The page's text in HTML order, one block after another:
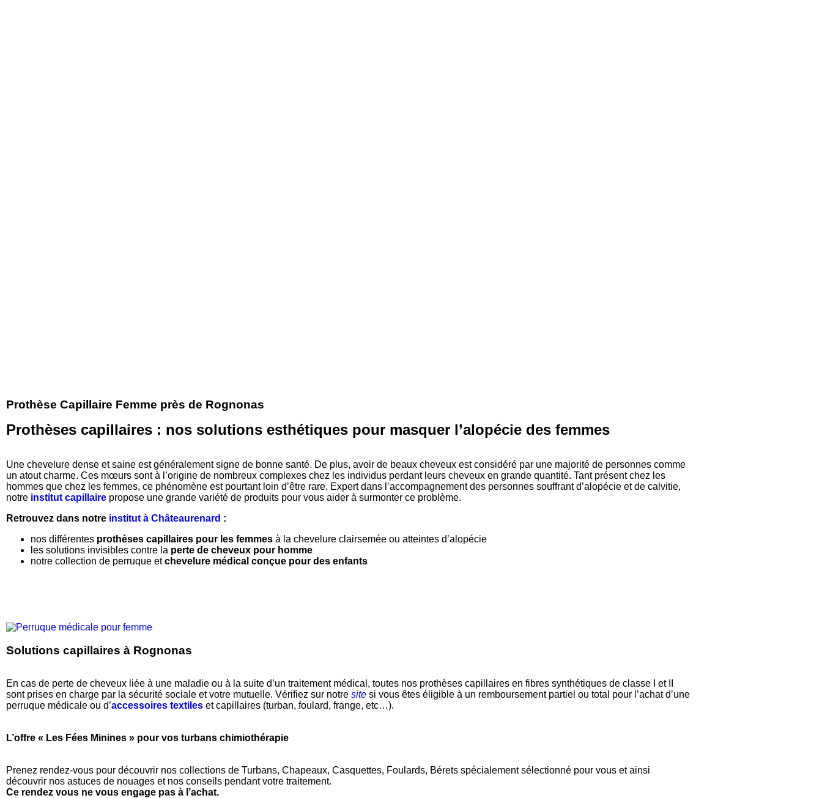
Prothèse Capillaire Femme près de Rognonas
Prothèses capillaires : nos solutions esthétiques pour masquer l’alopécie des femmes
Une chevelure dense et saine est généralement signe de bonne santé. De plus, avoir de beaux cheveux est considéré par une majorité de personnes comme
un atout charme. Ces mœurs sont à l’origine de nombreux complexes chez les individus perdant leurs cheveux en grande quantité. Tant présent chez les
hommes que chez les femmes, ce phénomène est pourtant loin d’être rare. Expert dans l’accompagnement des personnes souffrant d’alopécie et de calvitie,
notre institut capillaire propose une grande variété de produits pour vous aider à surmonter ce problème.
Retrouvez dans notre institut à Châteaurenard :
nos différentes prothèses capillaires pour les femmes à la chevelure clairsemée ou atteintes d’alopécie
les solutions invisibles contre la perte de cheveux pour homme
notre collection de perruque etchevelure médical conçue pour des enfants
Solutions capillaires à Rognonas
En cas de perte de cheveux liée à une maladie ou à la suite d’un traitement médical, toutes nos prothèses capillaires en fibres synthétiques de classe I et II
sont prises en charge par la sécurité sociale et votre mutuelle. Vérifiez sur notre site si vous êtes éligible à un remboursement partiel ou total pour l’achat d’une
perruque médicale ou d’accessoires textiles et capillaires (turban, foulard, frange, etc…).
L’offre « Les Fées Minines » pour vos turbans chimiothérapie
Prenez rendez-vous pour découvrir nos collections de Turbans, Chapeaux, Casquettes, Foulards, Bérets spécialement sélectionné pour vous et ainsi
découvrir nos astuces de nouages et nos conseils pendant votre traitement.
Ce rendez vous ne vous engage pas à l’achat.